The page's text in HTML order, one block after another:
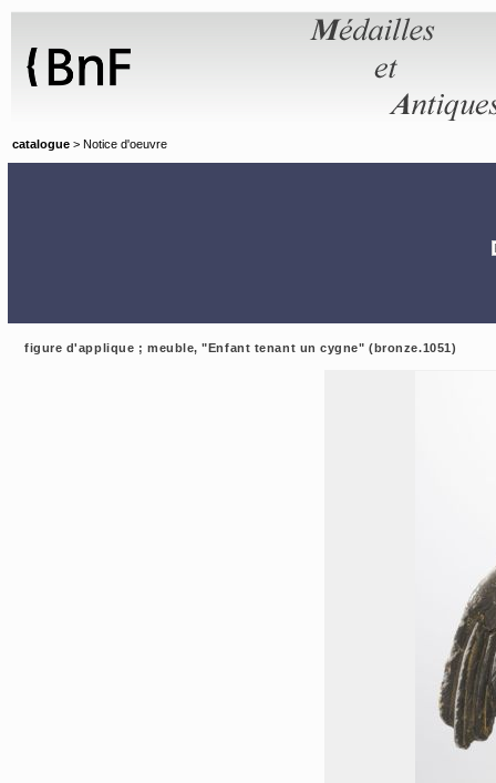
catalogue > Notice d'oeuvre
figure d'applique ; meuble, "Enfant tenant un cygne" (bronze.1051)